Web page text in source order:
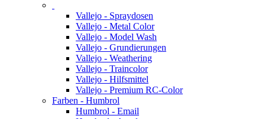
Vallejo - Spraydosen
Vallejo - Metal Color
Vallejo - Model Wash
Vallejo - Grundierungen
Vallejo - Weathering
Vallejo - Traincolor
Vallejo - Hilfsmittel
Vallejo - Premium RC-Color
Farben - Humbrol
Humbrol - Email